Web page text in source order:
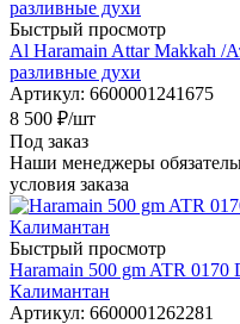
Быстрый просмотр
Al Haramain Attar Makkah /
разливные духи
Артикул: 6600001241675
8 500 ₽/шт
Под заказ
Наши менеджеры
условия заказа
Быстрый просмотр
Haramain 500 gm ATR 0170
Калимантан
Артикул: 6600001262281